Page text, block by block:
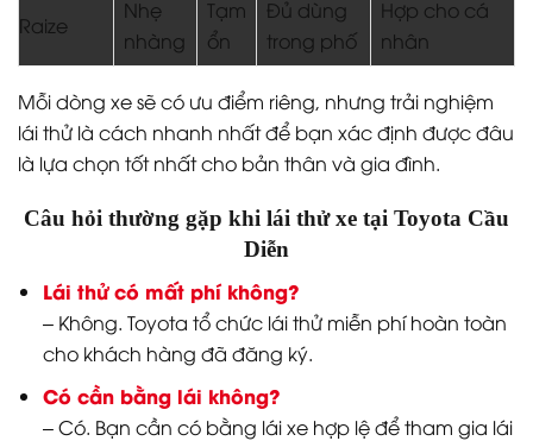
Raize
Nhẹ
nhàng
Tạm
ổn
Đủ dùng
trong phố
Hợp cho cá
nhân
Mỗi dòng xe sẽ có ưu điểm riêng, nhưng trải nghiệm
lái thử là cách nhanh nhất để bạn xác định được đâu
là lựa chọn tốt nhất cho bản thân và gia đình.
Câu hỏi thường gặp khi lái thử xe tại Toyota Cầu
Diễn
Lái thử có mất phí không?
– Không. Toyota tổ chức lái thử miễn phí hoàn toàn
cho khách hàng đã đăng ký.
Có cần bằng lái không?
– Có. Bạn cần có bằng lái xe hợp lệ để tham gia lái